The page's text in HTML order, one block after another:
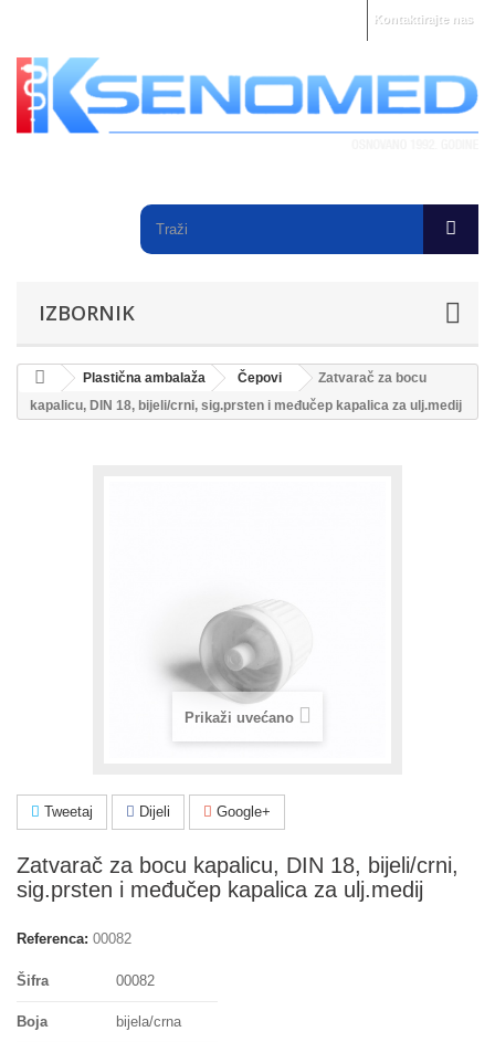
Kontaktirajte nas
IZBORNIK
Plastična ambalaža Čepovi
Zatvarač za bocu
kapalicu, DIN 18, bijeli/crni, sig.prsten i međučep kapalica za ulj.medij
Prikaži uvećano
Tweetaj Dijeli Google+
Zatvarač za bocu kapalicu, DIN 18, bijeli/crni,
sig.prsten i međučep kapalica za ulj.medij
Referenca: 00082
Šifra 00082
Boja bijela/crna